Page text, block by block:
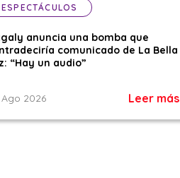
ESPECTÁCULOS
anuncia una bomba que
comunicado de La Bella
“Hay un audio”
2026 Leer más